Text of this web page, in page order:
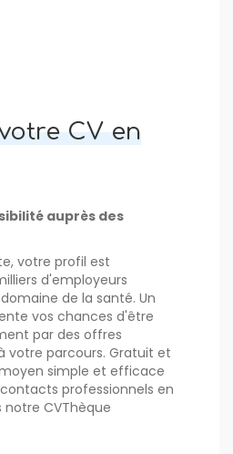
CV en
auprès des
votre profil est
d'employeurs
de la santé. Un
vos chances d'être
par des offres
votre parcours. Gratuit et
simple et efficace
professionnels en
CVThèque